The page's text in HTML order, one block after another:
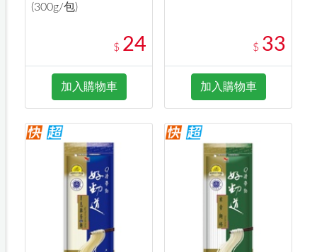
(300g/包)
$ 24
加入購物車
$ 33
加入購物車